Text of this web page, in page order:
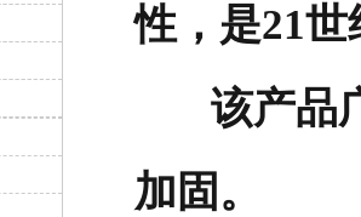
性，是21
该产品广
加固。